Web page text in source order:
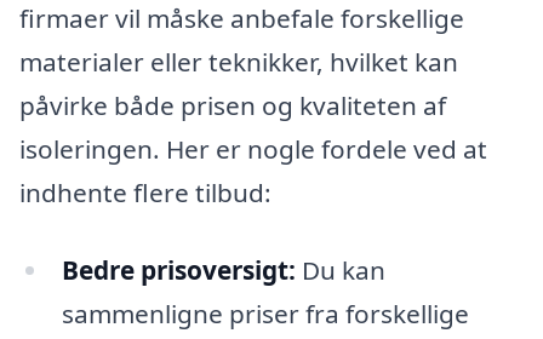
firmaer vil måske anbefale forskellige
materialer eller teknikker, hvilket kan
påvirke både prisen og kvaliteten af
isoleringen. Her er nogle fordele ved at
indhente flere tilbud:
Bedre prisoversigt: Du kan
sammenligne priser fra forskellige